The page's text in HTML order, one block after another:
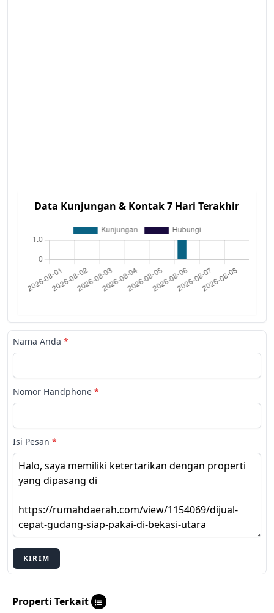
Data Kunjungan & Kontak 7 Hari Terakhir
Nama Anda *
Nomor Handphone *
Isi Pesan *
KIRIM
Properti Terkait